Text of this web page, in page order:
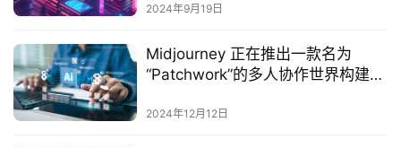
2024年9月19日
Midjourney 正在推出一款名为
“Patchwork”的多人协作世界构建工
2024年12月12日